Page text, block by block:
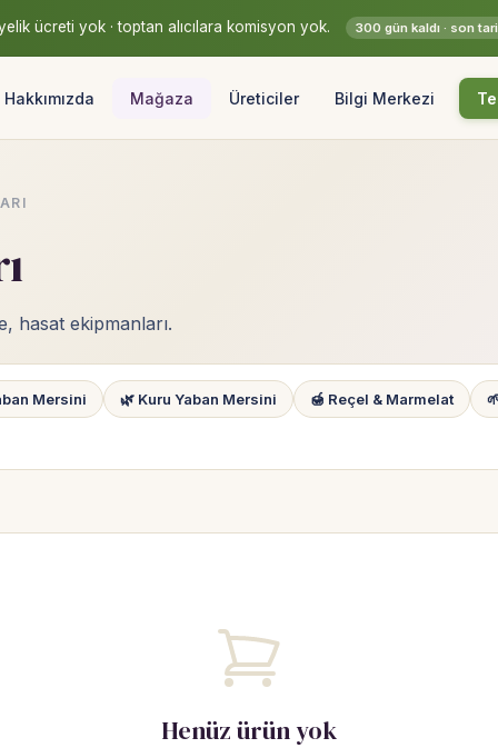
ücreti yok · toptan alıcılara komisyon yok. 300 gün kaldı · son
Hakkımızda Mağaza Üreticiler Bilgi Merkezi
hasat ekipmanları.
Mersini 🌿 Kuru Yaban Mersini 🍯 Reçel & Marmelat
Henüz ürün yok